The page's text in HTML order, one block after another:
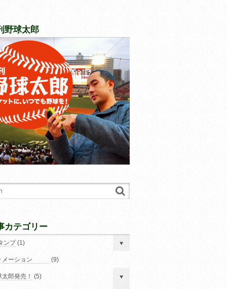
野球太郎
カテゴリー
ンプ(1)
メーション (9)
郎発売！ (5)